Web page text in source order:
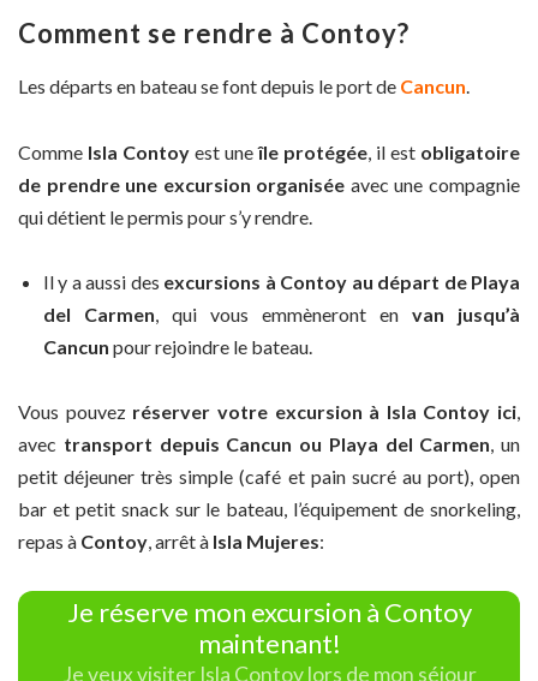
Comment se rendre à Contoy?
Les départs en bateau se font depuis le port de Cancun.
Comme Isla Contoy est uneîle protégée , il est obligatoire
de prendre une excursion organisée avec une compagnie
qui détient le permis pour s’y rendre.
Il y a aussi des excursions à Contoy au départ de Playa
del Carmen, qui vous emmèneront en van jusqu’à
Cancun pour rejoindre le bateau.
Vous pouvez réserver votre excursion à Isla Contoy ici,
avec transport depuis Cancun ou Playa del Carmen, un
petit déjeuner très simple (café et pain sucré au port), open
bar et petit snack sur le bateau, l’équipement de snorkeling,
repas à Contoy, arrêt à Isla Mujeres:
Je réserve mon excursion à Contoy
maintenant!
Je veux visiter Isla Contoy lors de mon séjour